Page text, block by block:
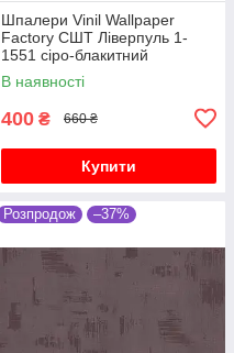
Шпалери Vinil Wallpaper
Factory СШТ Ліверпуль 1-
1551 сіро-блакитний
1,06х10,05м
В наявності
400 ₴ 660 ₴
Купити
Розпродож –37%